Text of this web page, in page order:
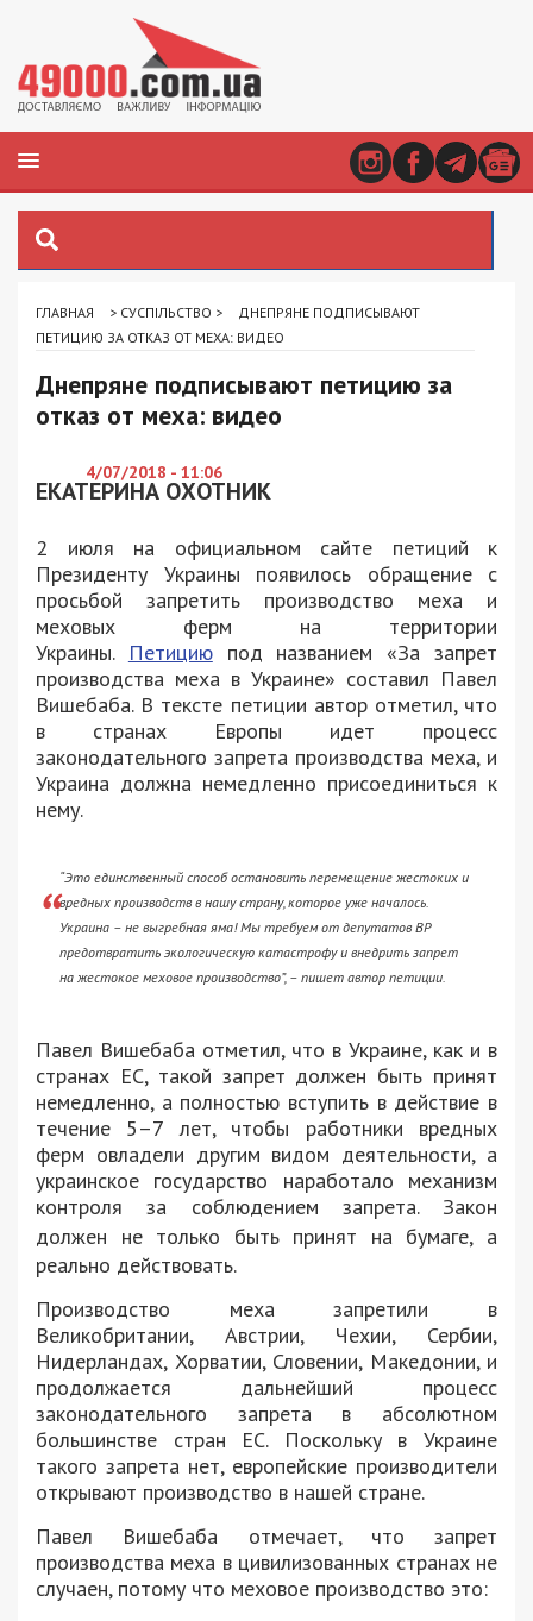
ГЛАВНАЯ > СУСПІЛЬСТВО >
ДНЕПРЯНЕ ПОДПИСЫВАЮТ
ПЕТИЦИЮ ЗА ОТКАЗ ОТ МЕХА: ВИДЕО
Днепряне подписывают петицию за
отказ от меха: видео
4/07/2018 - 11:06
ЕКАТЕРИНА ОХОТНИК
2 июля на официальном сайте петиций к
Президенту Украины появилось обращение с
просьбой запретить производство меха и
меховых ферм на территории
Украины. Петициюпод названием «За запрет
производства меха в Украине» составил Павел
Вишебаба. В тексте петиции автор отметил, что
в странах Европы идет процесс
законодательного запрета производства меха, и
Украина должна немедленно присоединиться к
нему.
“Это единственный способ остановить перемещение жестоких и
вредных производств в нашу страну, которое уже началось.
Украина – не выгребная яма! Мы требуем от депутатов ВР
предотвратить экологическую катастрофу и внедрить запрет
на жестокое меховое производство”, – пишет автор петиции.
Павел Вишебаба отметил, что в Украине, как и в
странах ЕС, такой запрет должен быть принят
немедленно, а полностью вступить в действие в
течение 5–7 лет, чтобы работники вредных
ферм овладели другим видом деятельности, а
украинское государство наработало механизм
контроля за соблюдением запрета. Закон
должен не только быть принят на бумаге, а
реально действовать.
Производство меха запретили в
Великобритании, Австрии, Чехии, Сербии,
Нидерландах, Хорватии, Словении, Македонии, и
продолжается дальнейший процесс
законодательного запрета в абсолютном
большинстве стран ЕС. Поскольку в Украине
такого запрета нет, европейские производители
открывают производство в нашей стране.
Павел Вишебаба отмечает, что запрет
производства меха в цивилизованных странах не
случаен, потому что меховое производство это: